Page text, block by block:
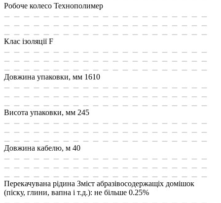
Робоче колесо Технополимер
Клас ізоляції F
Довжина упаковки, мм 1610
Висота упаковки, мм 245
Довжина кабелю, м 40
Перекачувана рідина Зміст абразівосодержащіх домішок
(піску, глини, вапна і т.д.): не більше 0.25%